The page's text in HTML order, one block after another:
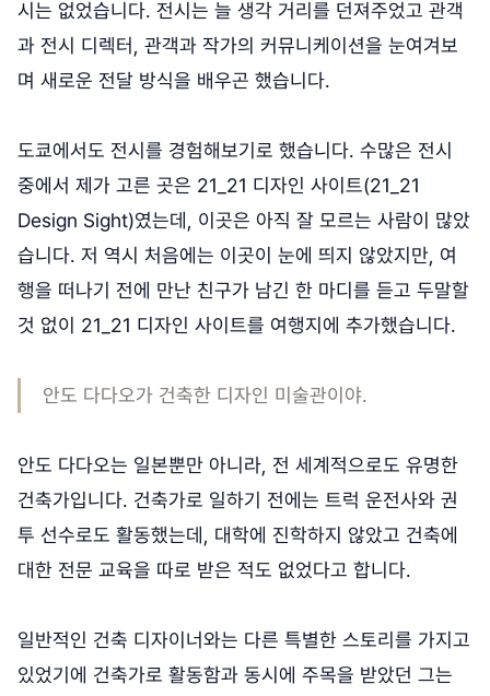
시는 없었습니다. 전시는 늘 생각 거리를 던져주었고 관객
과 전시 디렉터, 관객과 작가의 커뮤니케이션을 눈여겨보
며 새로운 전달 방식을 배우곤 했습니다.
도쿄에서도 전시를 경험해보기로 했습니다. 수많은 전시
중에서 제가 고른 곳은 21_21 디자인 사이트(21_21
Design Sight)였는데, 이곳은 아직 잘 모르는 사람이 많았
습니다. 저 역시 처음에는 이곳이 눈에 띄지 않았지만, 여
행을 떠나기 전에 만난 친구가 남긴 한 마디를 듣고 두말할
것 없이 21_21 디자인 사이트를 여행지에 추가했습니다.
안도 다다오가 건축한 디자인 미술관이야.
안도 다다오는 일본뿐만 아니라, 전 세계적으로도 유명한
건축가입니다. 건축가로 일하기 전에는 트럭 운전사와 권
투 선수로도 활동했는데, 대학에 진학하지 않았고 건축에
대한 전문 교육을 따로 받은 적도 없었다고 합니다.
일반적인 건축 디자이너와는 다른 특별한 스토리를 가지고
있었기에 건축가로 활동함과 동시에 주목을 받았던 그는